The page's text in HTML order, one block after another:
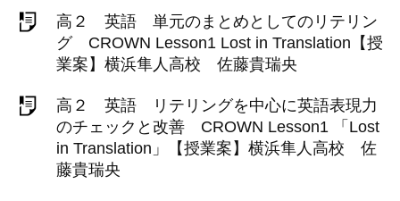
高２ 英語 単元のまとめとしてのリテリン
グ CROWN Lesson1 Lost in Translation【授
業案】横浜隼人高校 佐藤貴瑞央
高２ 英語 リテリングを中心に英語表現力
のチェックと改善 CROWN Lesson1 「Lost
in Translation」【授業案】横浜隼人高校 佐
藤貴瑞央